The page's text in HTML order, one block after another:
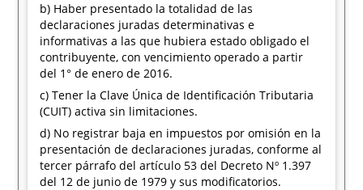
b) Haber presentado la totalidad de las
declaraciones juradas determinativas e
informativas a las que hubiera estado obligado el
contribuyente, con vencimiento operado a partir
del 1° de enero de 2016.
c) Tener la Clave Única de Identificación Tributaria
(CUIT) activa sin limitaciones.
d) No registrar baja en impuestos por omisión en la
presentación de declaraciones juradas, conforme al
tercer párrafo del artículo 53 del Decreto Nº 1.397
del 12 de junio de 1979 y sus modificatorios.